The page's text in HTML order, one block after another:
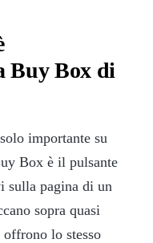
Buy Box di
importante su
Box è il pulsante
sulla pagina di un
sopra quasi
lo stesso